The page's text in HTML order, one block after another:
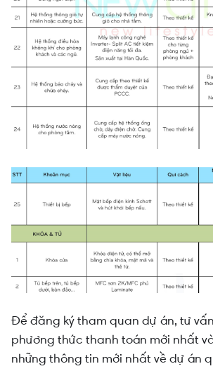
Để đăng ký tham quan dự án, tư
phương thức thanh toán mới nhất
những thông tin mới nhất về dự án